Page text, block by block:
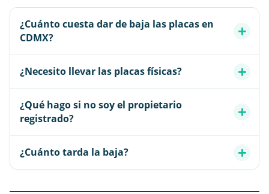
¿Cuánto cuesta dar de baja las placas en
CDMX?
¿Necesito llevar las placas físicas?
¿Qué hago si no soy el propietario
registrado?
¿Cuánto tarda la baja?